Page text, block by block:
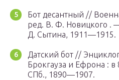
Бот десантный //
ред. В. Ф. Новицкого .
Д. Сытина, 1911—1915.
Датский бот //
Брокгауза и Ефрона : в
СПб., 1890—1907.